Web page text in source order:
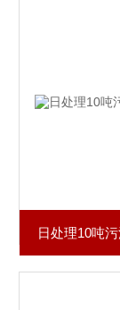
日处理10吨